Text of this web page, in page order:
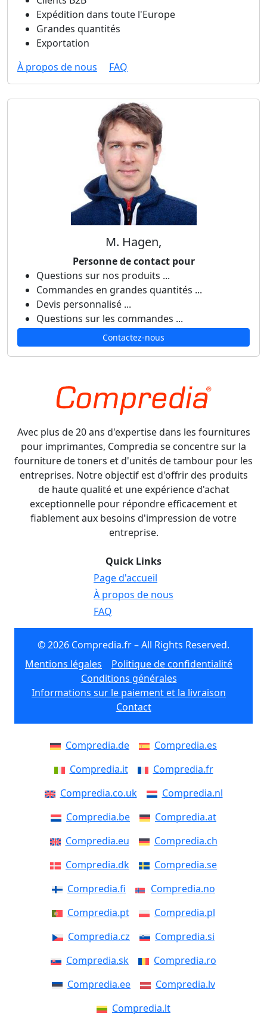
Expédition dans toute l'Europe
Grandes quantités
Exportation
À propos de nous
FAQ
M. Hagen,
Personne de contact pour
Questions sur nos produits ...
Commandes en grandes quantités ...
Devis personnalisé ...
Questions sur les commandes ...
Contactez-nous
Avec plus de 20 ans d'expertise dans les fournitures
pour imprimantes, Compredia se concentre sur la
fourniture de toners et d'unités de tambour pour les
entreprises. Notre objectif est d'offrir des produits
de haute qualité et une expérience d'achat
exceptionnelle pour répondre efficacement et
fiablement aux besoins d'impression de votre
entreprise.
Quick Links
Page d'accueil
À propos de nous
FAQ
© 2026 Compredia.fr – All Rights Reserved.
Mentions légales
Politique de confidentialité
Conditions générales
Informations sur le paiement et la livraison
Contact
Compredia.de
Compredia.es
Compredia.it
Compredia.fr
Compredia.co.uk
Compredia.nl
Compredia.be
Compredia.at
Compredia.eu
Compredia.ch
Compredia.dk
Compredia.se
Compredia.fi
Compredia.no
Compredia.pt
Compredia.pl
Compredia.cz
Compredia.si
Compredia.sk
Compredia.ro
Compredia.ee
Compredia.lv
Compredia.lt